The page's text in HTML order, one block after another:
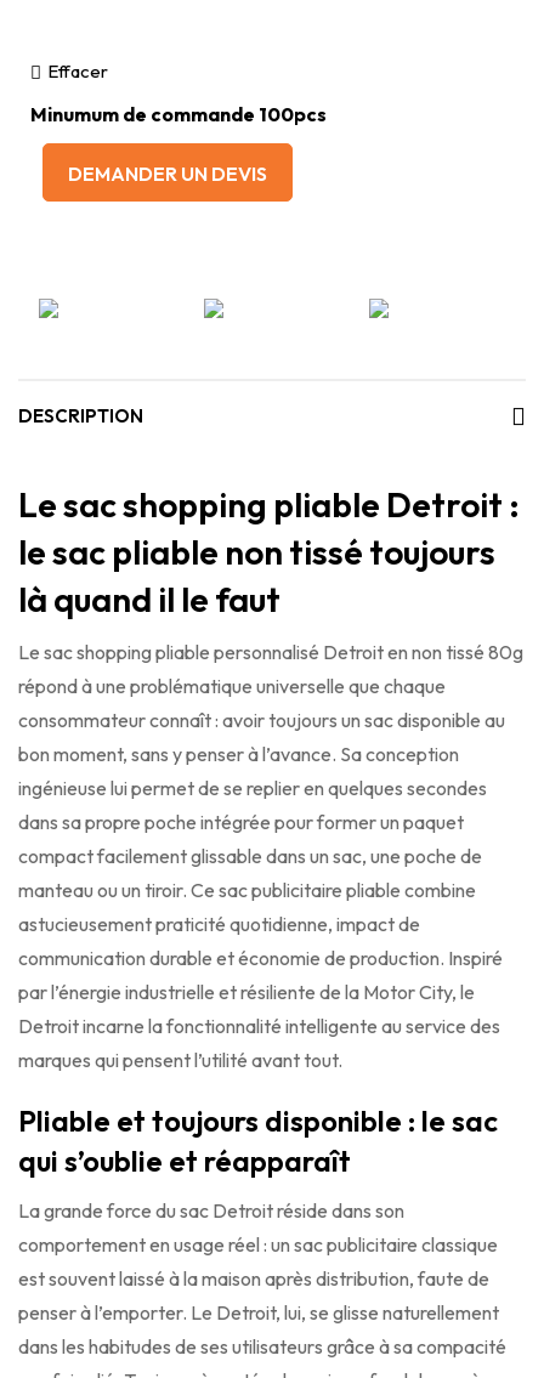
Effacer
Minumum de commande 100pcs
DEMANDER UN DEVIS
DESCRIPTION
Le sac shopping pliable Detroit :
le sac pliable non tissé toujours
là quand il le faut
Le sac shopping pliable personnalisé Detroit en non tissé 80g
répond à une problématique universelle que chaque
consommateur connaît : avoir toujours un sac disponible au
bon moment, sans y penser à l’avance. Sa conception
ingénieuse lui permet de se replier en quelques secondes
dans sa propre poche intégrée pour former un paquet
compact facilement glissable dans un sac, une poche de
manteau ou un tiroir. Ce sac publicitaire pliable combine
astucieusement praticité quotidienne, impact de
communication durable et économie de production. Inspiré
par l’énergie industrielle et résiliente de la Motor City, le
Detroit incarne la fonctionnalité intelligente au service des
marques qui pensent l’utilité avant tout.
Pliable et toujours disponible : le sac
qui s’oublie et réapparaît
La grande force du sac Detroit réside dans son
comportement en usage réel : un sac publicitaire classique
est souvent laissé à la maison après distribution, faute de
penser à l’emporter. Le Detroit, lui, se glisse naturellement
dans les habitudes de ses utilisateurs grâce à sa compacité